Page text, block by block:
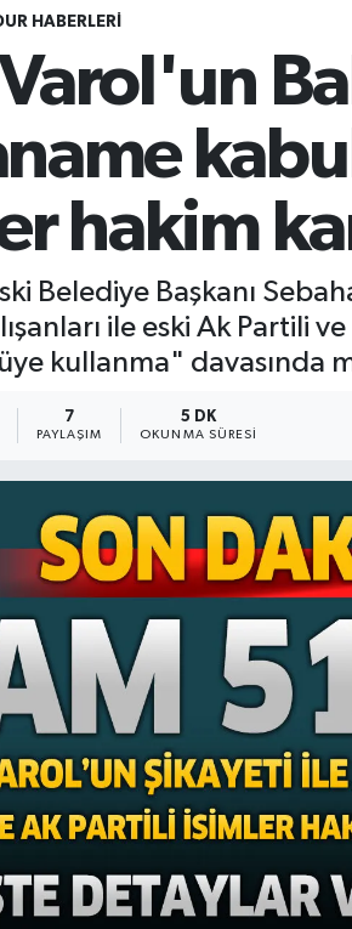
HABERLERİ
hakim
Belediye Başkanı
ile eski Ak Partili
kullanma" davasında
7
PAYLAŞIM
5 DK
OKUNMA SÜRESI